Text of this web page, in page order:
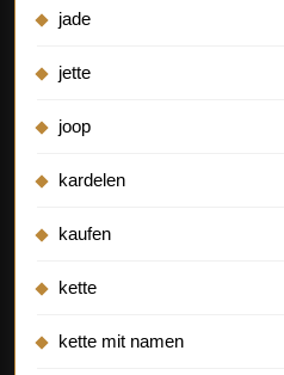
jade
jette
joop
kardelen
kaufen
kette
kette mit namen